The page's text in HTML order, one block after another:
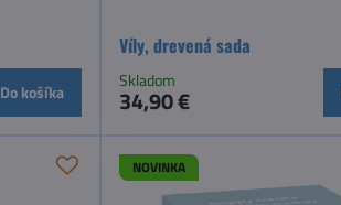
Do košíka
Víly, drevená sada
Skladom
34,90 €
NOVINKA